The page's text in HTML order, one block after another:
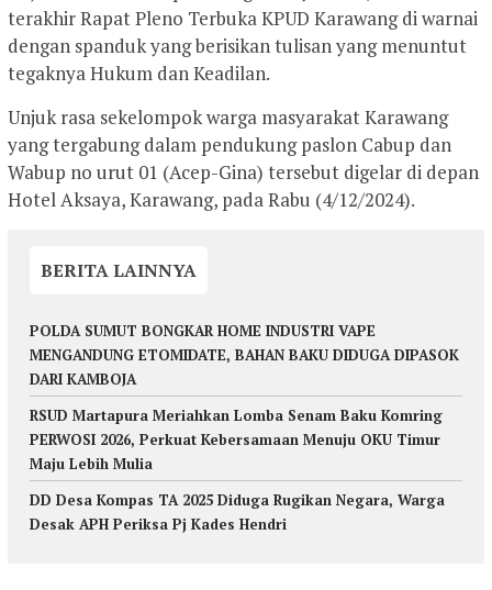
terakhir Rapat Pleno Terbuka KPUD Karawang di warnai
dengan spanduk yang berisikan tulisan yang menuntut
tegaknya Hukum dan Keadilan.
Unjuk rasa sekelompok warga masyarakat Karawang
yang tergabung dalam pendukung paslon Cabup dan
Wabup no urut 01 (Acep-Gina) tersebut digelar di depan
Hotel Aksaya, Karawang, pada Rabu (4/12/2024).
BERITA LAINNYA
POLDA SUMUT BONGKAR HOME INDUSTRI VAPE
MENGANDUNG ETOMIDATE, BAHAN BAKU DIDUGA DIPASOK
DARI KAMBOJA
RSUD Martapura Meriahkan Lomba Senam Baku Komring
PERWOSI 2026, Perkuat Kebersamaan Menuju OKU Timur
Maju Lebih Mulia
DD Desa Kompas TA 2025 Diduga Rugikan Negara, Warga
Desak APH Periksa Pj Kades Hendri